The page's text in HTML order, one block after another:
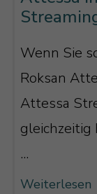
Wenn Sie
Roksan
Attessa
gleichzeitig
...
Weiterlesen